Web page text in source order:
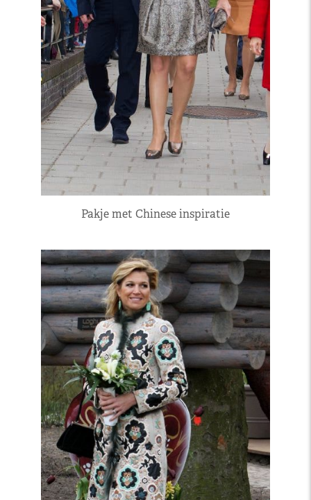
Pakje met Chinese inspiratie